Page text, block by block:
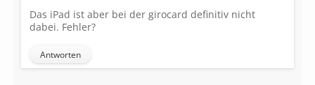
Das iPad ist aber bei der girocard definitiv nicht
dabei. Fehler?
Antworten